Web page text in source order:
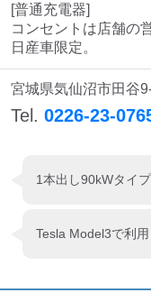
[普通充電器]
コンセントは店舗の
日産車限定。
宮城県気仙沼市田谷
Tel. 0226-23-
1本出し90kWタイ